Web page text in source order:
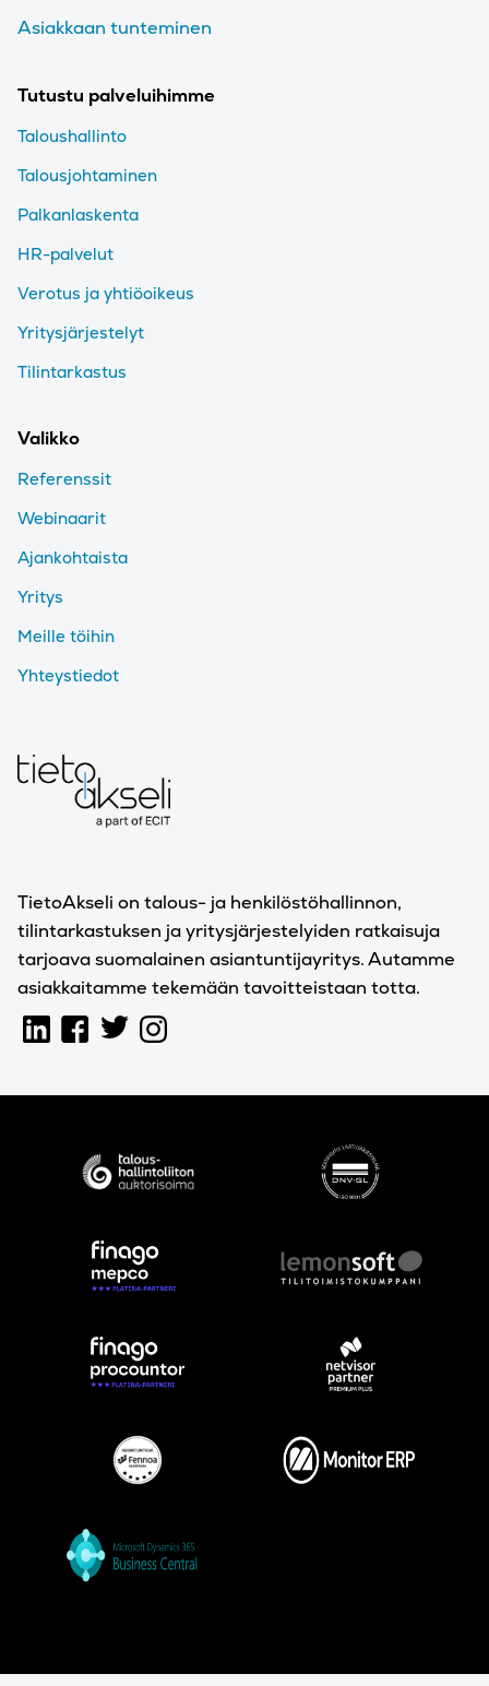
TietoAkseli on talous- ja henkilöstöhallinnon,
tilintarkastuksen ja yritysjärjestelyiden ratkaisuja
tarjoava suomalainen asiantuntijayritys. Autamme
asiakkaitamme tekemään tavoitteistaan totta.
Asiakkaan tunteminen
Tutustu palveluihimme
Taloushallinto
Talousjohtaminen
Palkanlaskenta
HR-palvelut
Verotus ja yhtiöoikeus
Yritysjärjestelyt
Tilintarkastus
Valikko
Referenssit
Webinaarit
Ajankohtaista
Yritys
Meille töihin
Yhteystiedot